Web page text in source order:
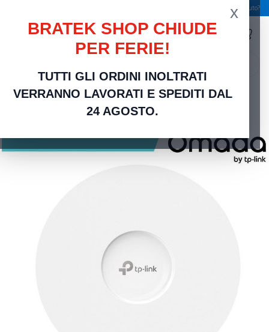
Serve aiuto?
x
BRATEK SHOP CHIUDE
PER FERIE!
TUTTI GLI ORDINI INOLTRATI
VERRANNO LAVORATI E SPEDITI DAL
24 AGOSTO.
Home Networking Rete Casa e Ufficio
Networking | Router, Switch, Modem e
Accessori
Omada Access Point Indoor Wi-Fi 6 AX6000 - EAP683 UR